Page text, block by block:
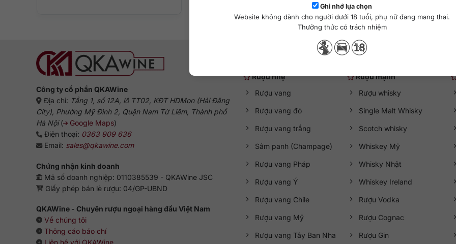
Ghi nhớ lựa chọn
Website không dành cho người dưới 18 tuổi, phụ nữ đang mang thai.
Thưởng thức có trách nhiệm
Công ty cổ phần QKAWine
Địa chỉ: Tầng 1, số 12A, lô TT02, KĐT HDMon (Hải Đăng
City), Phường Mỹ Đình 2, Quận Nam Từ Liêm, Thành phố
Hà Nội( Google Maps)
Điện thoại: 0363 909 636
Email: sales@qkawine.com
Chứng nhận kinh doanh
Mã số doanh nghiệp: 0110385539 - QKAWine JSC
Giấy phép bán lẻ rượu: 04/GP-UBND
QKAWine - Chuyên rượu ngoại hàng đầu Việt Nam
Về chúng tôi
Thông cáo báo chí
Liên hệ với QKAWine
Danh mục rượu ngoại
Rượu nhẹ
Rượu vang
Rượu vang đỏ
Rượu vang trắng
Sâm panh (Champage)
Rượu vang Pháp
Rượu vang Ý
Rượu vang Chile
Rượu vang Mỹ
Rượu vang Tây Ban Nha
Rượu mạnh
Rượu whisky
Single Malt Whisky
Scotch whisky
Whiskey Mỹ
Whisky Nhật
Whiskey Ireland
Rượu Vodka
Rượu Cognac
Rượu Gin